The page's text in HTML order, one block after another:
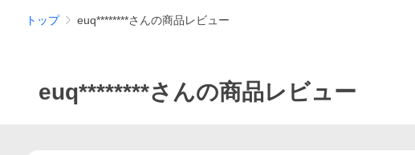
トップ euq********さんの商品レビュー
euq********さんの商品レビュー